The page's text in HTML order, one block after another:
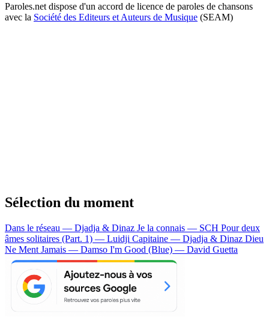
Paroles.net dispose d'un accord de licence de paroles de chansons
avec la Société des Editeurs et Auteurs de Musique (SEAM)
Sélection du moment
Dans le réseau — Djadja & Dinaz Je la connais — SCH Pour deux
âmes solitaires (Part. 1) — Luidji Capitaine — Djadja & Dinaz Dieu
Ne Ment Jamais — Damso I'm Good (Blue) — David Guetta